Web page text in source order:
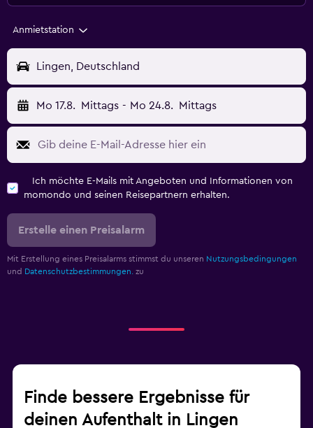
Anmietstation
Lingen, Deutschland
Mo 17.8. Mittags - Mo 24.8. Mittags
Ich möchte E-Mails mit Angeboten und Informationen von
momondo und seinen Reisepartnern erhalten.
Erstelle einen Preisalarm
Mit Erstellung eines Preisalarms stimmst du unseren Nutzungsbedingungen
und Datenschutzbestimmungen. zu
Finde bessere Ergebnisse für
deinen Aufenthalt in Lingen